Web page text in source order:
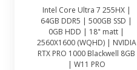
Intel Core Ultra 7 255HX |
64GB DDR5 | 500GB SSD |
0GB HDD | 18" matt |
2560X1600 (WQHD) | NVIDIA
RTX PRO 1000 Blackwell 8GB
| W11 PRO